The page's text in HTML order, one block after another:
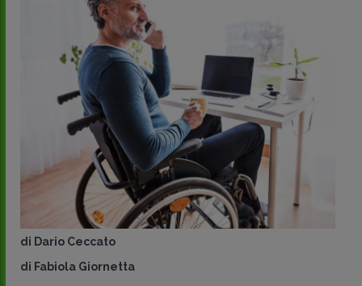
di Dario Ceccato
di Fabiola Giornetta